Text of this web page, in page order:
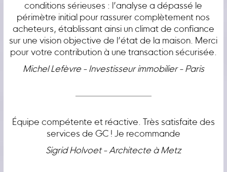
conditions sérieuses : l’analyse a dépassé le
périmètre initial pour rassurer complètement nos
acheteurs, établissant ainsi un climat de confiance
sur une vision objective de l’état de la maison. Merci
pour votre contribution à une transaction sécurisée.
Michel Lefèvre - Investisseur immobilier - Paris
Équipe compétente et réactive. Très satisfaite des
services de GC ! Je recommande
Sigrid Holvoet - Architecte à Metz